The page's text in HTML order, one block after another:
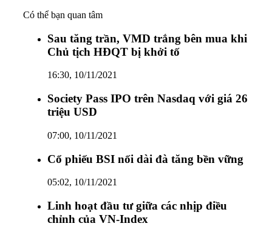
Có thể bạn quan tâm
Sau tăng trần, VMD trắng bên mua khi
Chủ tịch HĐQT bị khởi tố
16:30, 10/11/2021
Society Pass IPO trên Nasdaq với giá 26
triệu USD
07:00, 10/11/2021
Cổ phiếu BSI nối dài đà tăng bền vững
05:02, 10/11/2021
Linh hoạt đầu tư giữa các nhịp điều
chỉnh của VN-Index